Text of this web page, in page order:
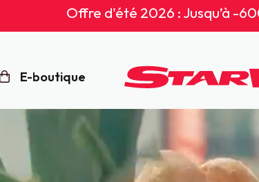
Offre d'été 2026​ : Jusqu’à -
E-boutique